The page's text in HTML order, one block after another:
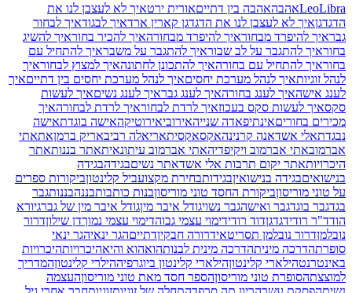
LeoLibra אהבהאהבה בין דתייםאורית ירטאיך לא לעצבן לנו את
הדגדגןאיך לא לעצבן לנו את הדגדגן קארין ארדאיך לבגודאיך לבחור
גבראיך להיפרד מבחוראיך להיפרד מבחורהאיך להכיר בחוראיך להשיג
בחוראיך להתגבר על לב שבוראיך להתגבר על משבראיך להתחיל עם
בחוראיך להתחיל עם בחורהאיך להתכונן לחתונהאיך למצוץ לבחוראיך
לנהל זוגיותאיך לנהל מערכת יחסיםאיך לנהל מערכת יחסים בין דתייםאיך
לענג אישהאיך לענג בחורהאיך לענג גבראיך לענג נשיםאיך לעשות
סקסאיך לעשות סקס בעכוזאיך לרדת לבחוראיך לרדת לבחורהאיך
מכירים בחוריםאינתיפאדה שנייהאירוביאירוטיקהאישה בוגדתאישה
נבגדתאלי אשדאנה קרנינהאקסאקסיתאריאלה רביבאריק ברמןאתאתי
אברמובאתי אברמוב ויקיפדיהאתי אברמוב עיתונאיתאתר בננותאתר
היכרויותאתר יקום תרבות אלי אשדאתר נשיםבגידהבגידה
בנישואיםבגידה בנישואיןבגידותבחירת מקצועביל קלינטוןביקורות ספרים
על טוני מוריסוןביקורת החסד טוני מוריסוןבנות כותבותבננהבננותגבר
בגדגבר בוגדגבר ואישהגבר נשויגודל איבר מיןגודל איבר מין של גברגיורא
הודד"ר רודידגדגןדוד רודידימוי עצמי גבוהדימוי עצמי נמוךדן שילוןדרור
נובלמןדרור נובלמן תסריטאידרורה חבקיןדתייםהגר ינאיהגר ינאי
סופרתהדרכה מיניתהדרכה מינית לבנותהואהוא והיאהיכרויותהיכרויות
באינטרנטהילארי קלינטוןהילארי קלינטון ביוגרפיההילרי קלינטוןהמדריך
למוצצתהסופרת טוני מוריסוןהספר חסד מאת טוני מוריסוןהעצמה